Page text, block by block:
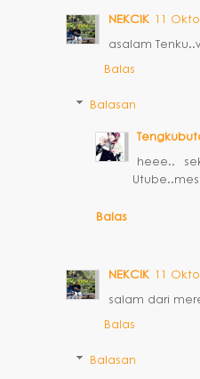
NEKCIK 11
asalam
Balas
Balasan
heee..
Balas
NEKCIK 11
salam dari
Balas
Balasan